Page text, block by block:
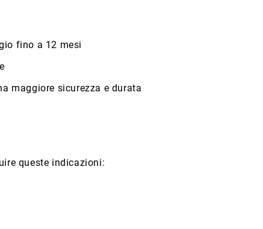
fino a 12 mesi
maggiore sicurezza e durata
queste indicazioni: